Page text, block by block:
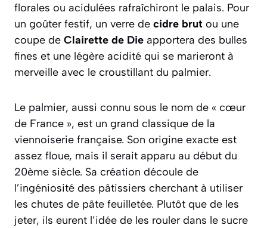
florales ou acidulées rafraîchiront le palais. Pour
un goûter festif, un verre de cidre brut ou une
coupe de Clairette de Die apportera des bulles
fines et une légère acidité qui se marieront à
merveille avec le croustillant du palmier.
Le palmier, aussi connu sous le nom de « cœur
de France », est un grand classique de la
viennoiserie française. Son origine exacte est
assez floue, mais il serait apparu au début du
20ème siècle. Sa création découle de
l’ingéniosité des pâtissiers cherchant à utiliser
les chutes de pâte feuilletée. Plutôt que de les
jeter, ils eurent l’idée de les rouler dans le sucre